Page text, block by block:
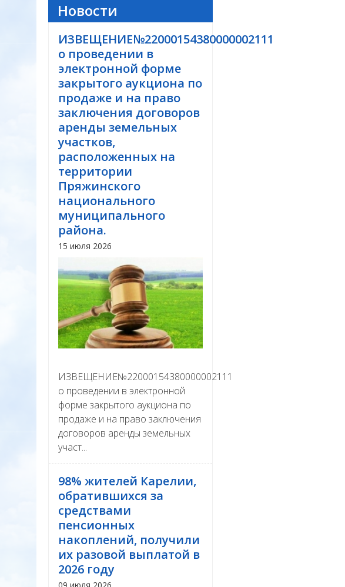
Новости
ИЗВЕЩЕНИЕ№22000154380000002111
о проведении в
электронной форме
закрытого аукциона по
продаже и на право
заключения договоров
аренды земельных
участков,
расположенных на
территории
Пряжинского
национального
муниципального
района.
15 июля 2026
ИЗВЕЩЕНИЕ№22000154380000002111
о проведении в электронной
форме закрытого аукциона по
продаже и на право заключения
договоров аренды земельных
участ...
98% жителей Карелии,
обратившихся за
средствами
пенсионных
накоплений, получили
их разовой выплатой в
2026 году
09 июля 2026